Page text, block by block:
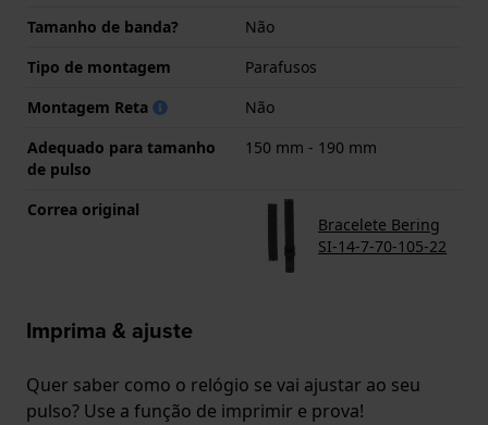
Tamanho de banda?
Não
Tipo de montagem
Parafusos
Montagem Reta
Não
Adequado para tamanho
de pulso
150 mm - 190 mm
Correa original
Bracelete Bering
SI-14-7-70-105-22
Imprima & ajuste
Quer saber como o relógio se vai ajustar ao seu
pulso? Use a função de imprimir e prova!